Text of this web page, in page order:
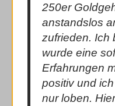
250er
anstandslos
zufrieden. Ich
wurde eine
Erfahrungen
positiv und
nur loben.